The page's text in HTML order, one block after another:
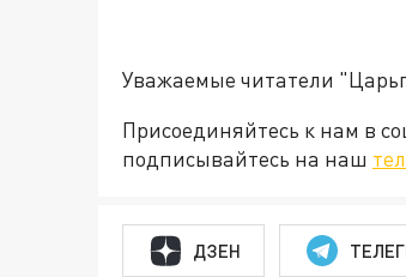
Уважаемые читатели
Присоединяйтесь к нам в
подписывайтесь на наш
ДЗЕН